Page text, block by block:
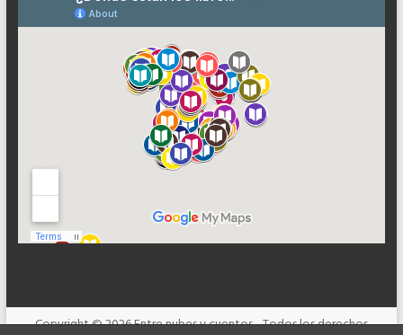
Copyright © 2026Entre nubes y cuentos- Todos los derechos